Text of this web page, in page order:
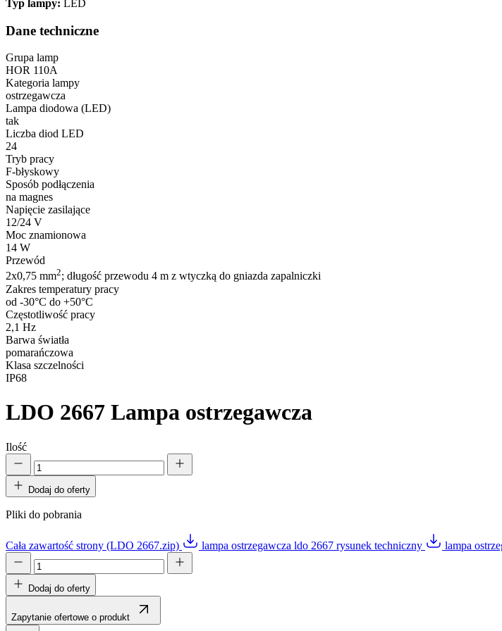
Typ lampy: LED
Dane techniczne
Grupa lamp
HOR 110A
Kategoria lampy
ostrzegawcza
Lampa diodowa (LED)
tak
Liczba diod LED
24
Tryb pracy
F-błyskowy
Sposób podłączenia
na magnes
Napięcie zasilające
12/24 V
Moc znamionowa
14 W
Przewód
2x0,75 mm2; długość przewodu 4 m z wtyczką do gniazda zapalniczki
Zakres temperatury pracy
od -30°C do +50°C
Częstotliwość pracy
2,1 Hz
Barwa światła
pomarańczowa
Klasa szczelności
IP68
LDO 2667 Lampa ostrzegawcza
Ilość
Dodaj do oferty
Pliki do pobrania
Cała zawartość strony (LDO 2667.zip) lampa ostrzegawcza ldo 2667 rysunek techniczny lampa
Dodaj do oferty
Zapytanie ofertowe o produkt